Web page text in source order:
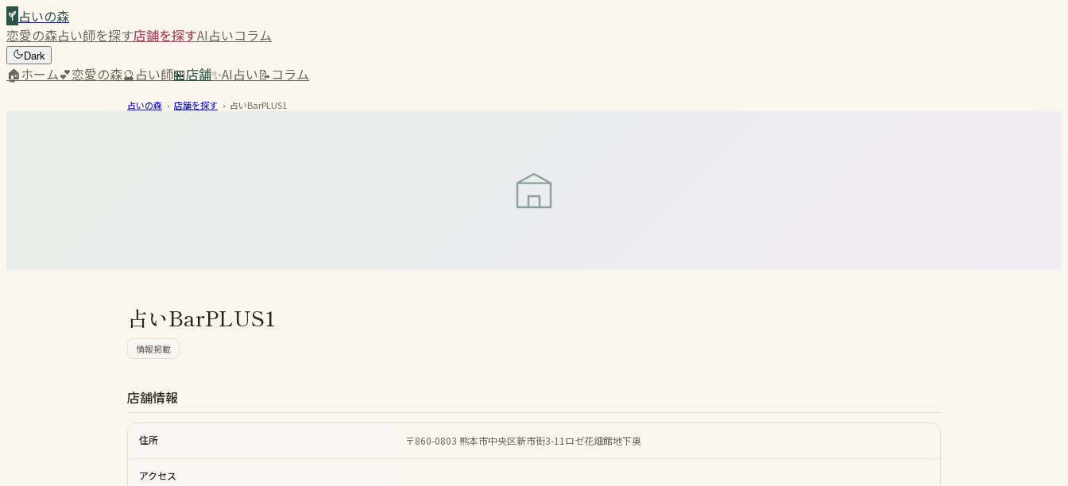
占いの森
恋愛の森占い師を探す店舗を探すAI占いコラム
Dark
🏠ホーム💕恋愛の森🔮占い師🏪店舗✨AI占い📝コラム
占いの森 › 店舗を探す › 占いBarPLUS1
占いBarPLUS1
情報掲載
店舗情報
住所 〒860-0803 熊本市中央区新市街3-11ロゼ花畑館地下奥
アクセス